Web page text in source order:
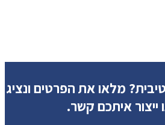
מלאו את הפרטים ונציג
איתכם קשר.